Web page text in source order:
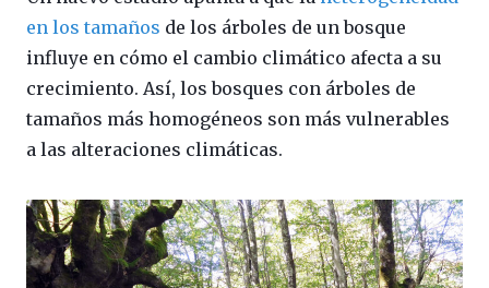
en los tamaños de los árboles de un bosque
influye en cómo el cambio climático afecta a su
crecimiento. Así, los bosques con árboles de
tamaños más homogéneos son más vulnerables
a las alteraciones climáticas.